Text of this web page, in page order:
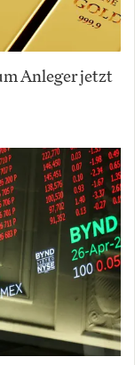
Anleger jetzt